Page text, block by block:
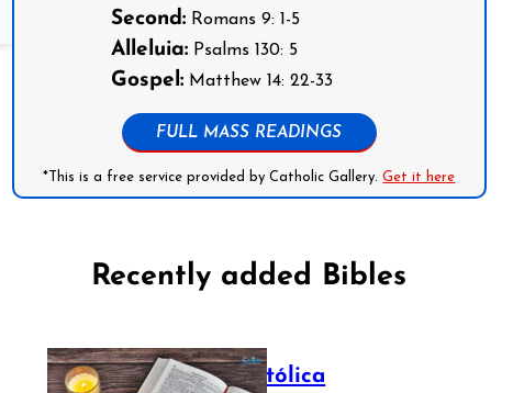
Second:Romans 9: 1-5
Alleluia:Psalms 130: 5
Gospel:Matthew 14: 22-33
FULL MASS READINGS
*This is a free service provided by Catholic Gallery.Get it here
Recently added Bibles
Bíblia Católica